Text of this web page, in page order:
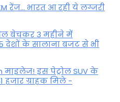
रेंज... भारत आ रही ये लग्जरी
बेचकर 3 महीने में
देशों के सालाना बजट से भी
माइलेज! इस पेट्रोल SUV के
ग्राहक मिले -